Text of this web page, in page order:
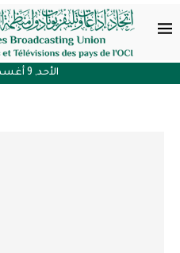
الأحد, 9 أغسطس , 2026